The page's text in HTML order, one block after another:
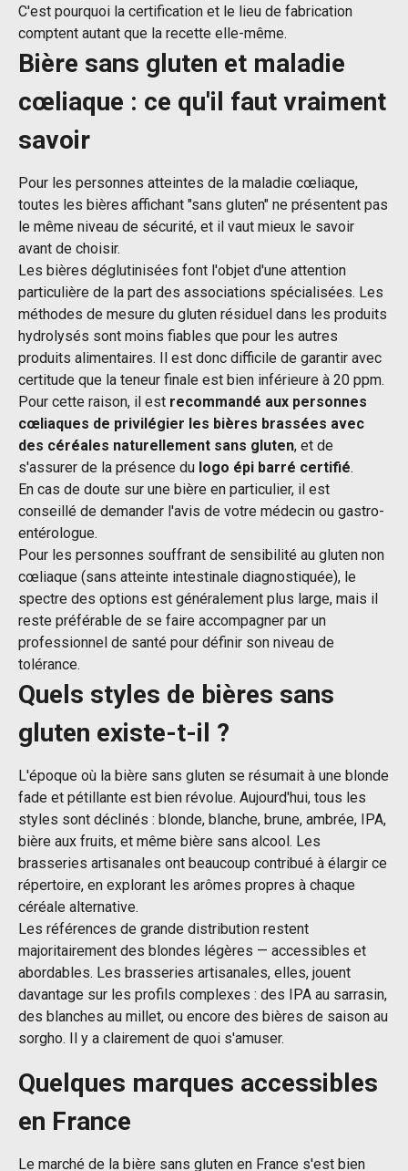
C'est pourquoi la certification et le lieu de fabrication
comptent autant que la recette elle-même.
Bière sans gluten et maladie
cœliaque : ce qu'il faut vraiment
savoir
Pour les personnes atteintes de la maladie cœliaque,
toutes les bières affichant "sans gluten" ne présentent pas
le même niveau de sécurité, et il vaut mieux le savoir
avant de choisir.
Les bières déglutinisées font l'objet d'une attention
particulière de la part des associations spécialisées. Les
méthodes de mesure du gluten résiduel dans les produits
hydrolysés sont moins fiables que pour les autres
produits alimentaires. Il est donc difficile de garantir avec
certitude que la teneur finale est bien inférieure à 20 ppm.
Pour cette raison, il est recommandé aux personnes
cœliaques de privilégier les bières brassées avec
des céréales naturellement sans gluten, et de
s'assurer de la présence du logo épi barré certifié.
En cas de doute sur une bière en particulier, il est
conseillé de demander l'avis de votre médecin ou gastro-
entérologue.
Pour les personnes souffrant de sensibilité au gluten non
cœliaque (sans atteinte intestinale diagnostiquée), le
spectre des options est généralement plus large, mais il
reste préférable de se faire accompagner par un
professionnel de santé pour définir son niveau de
tolérance.
Quels styles de bières sans
gluten existe-t-il ?
L'époque où la bière sans gluten se résumait à une blonde
fade et pétillante est bien révolue. Aujourd'hui, tous les
styles sont déclinés : blonde, blanche, brune, ambrée, IPA,
bière aux fruits, et même bière sans alcool. Les
brasseries artisanales ont beaucoup contribué à élargir ce
répertoire, en explorant les arômes propres à chaque
céréale alternative.
Les références de grande distribution restent
majoritairement des blondes légères — accessibles et
abordables. Les brasseries artisanales, elles, jouent
davantage sur les profils complexes : des IPA au sarrasin,
des blanches au millet, ou encore des bières de saison au
sorgho. Il y a clairement de quoi s'amuser.
Quelques marques accessibles
en France
Le marché de la bière sans gluten en France s'est bien